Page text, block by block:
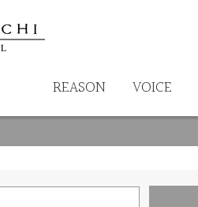
REASON VOICE